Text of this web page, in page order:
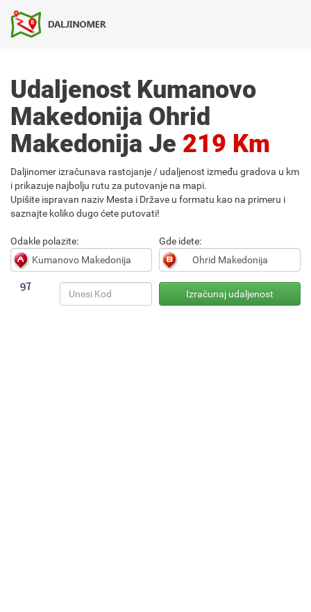
Udaljenost Kumanovo
Makedonija Ohrid
Makedonija Je 219 Km
Daljinomer izračunava rastojanje / udaljenost između gradova u km
i prikazuje najbolju rutu za putovanje na mapi.
Upišite ispravan naziv Mesta i Države u formatu kao na primeru i
saznajte koliko dugo ćete putovati!
Odakle polazite: Gde idete: